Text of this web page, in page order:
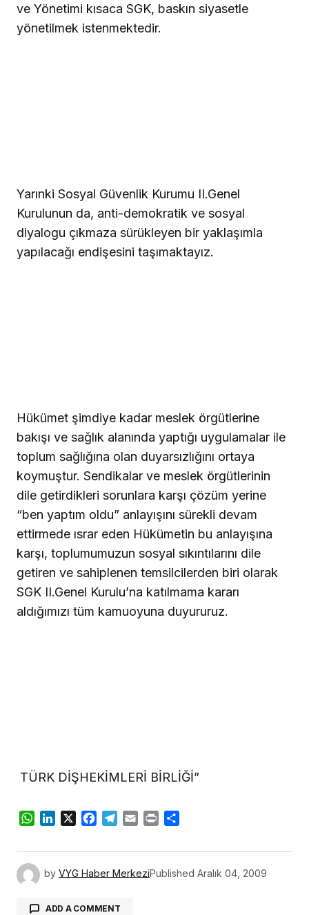
ve Yönetimi kısaca SGK, baskın siyasetle
yönetilmek istenmektedir.
Yarınki Sosyal Güvenlik Kurumu II.Genel
Kurulunun da, anti-demokratik ve sosyal
diyalogu çıkmaza sürükleyen bir yaklaşımla
yapılacağı endişesini taşımaktayız.
Hükümet şimdiye kadar meslek örgütlerine
bakışı ve sağlık alanında yaptığı uygulamalar ile
toplum sağlığına olan duyarsızlığını ortaya
koymuştur. Sendikalar ve meslek örgütlerinin
dile getirdikleri sorunlara karşı çözüm yerine
“ben yaptım oldu” anlayışını sürekli devam
ettirmede ısrar eden Hükümetin bu anlayışına
karşı, toplumumuzun sosyal sıkıntılarını dile
getiren ve sahiplenen temsilcilerden biri olarak
SGK II.Genel Kurulu’na katılmama kararı
aldığımızı tüm kamuoyuna duyururuz.
TÜRK DİŞHEKİMLERİ BİRLİĞİ”
WhatsApp
LinkedIn
X Facebook
Telegram
Email Print
by VYG Haber MerkeziPublished Aralık 04, 2009
ADD A COMMENT